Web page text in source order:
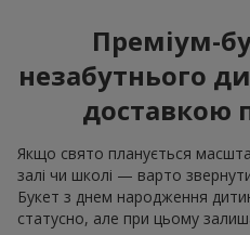
Преміум-
незабутнього
доставкою
Якщо свято планується
залі чи школі — варто
Букет з днем народження
статусно, але при цьому